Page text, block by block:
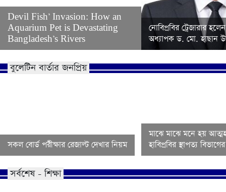
Devil Fish’ Invasion: How an
Aquarium Pet is Devastating
Bangladesh’s Rivers
নোবিপ্রবির ট্রেজারার
অধ্যাপক ড. মো. হাছান
বুলেটিন বার্তার জনপ্রিয়
সকল বোর্ড পরীক্ষার রেজাল্ট দেখার নিয়ম
মাঝে মাঝে মনে হয়
হাবিপ্রবির স্থাপত্য
সর্বশেষ - শিক্ষা